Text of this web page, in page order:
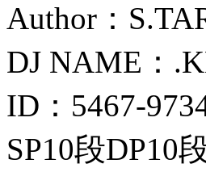
Author：
DJ NAME：
ID：5467-
SP10段DP10